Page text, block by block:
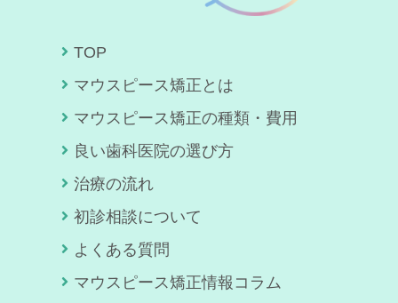
TOP
マウスピース矯正とは
マウスピース矯正の種類・費用
良い歯科医院の選び方
治療の流れ
初診相談について
よくある質問
マウスピース矯正情報コラム